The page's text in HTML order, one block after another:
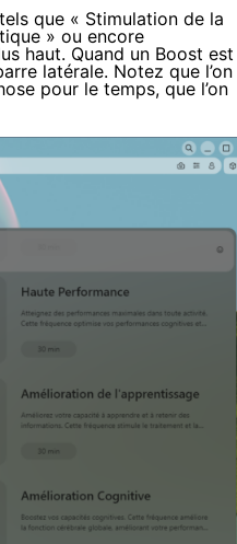
que « Stimulation de la
» ou encore
haut. Quand un Boost est
latérale. Notez que l’on
pour le temps, que l’on